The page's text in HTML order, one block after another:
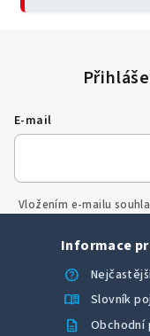
E-mail
Vložením e-mailu
Informace
help
menu_book Slovník
description Obchodní